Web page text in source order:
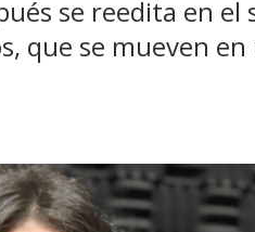
se reedita en el
que se mueven